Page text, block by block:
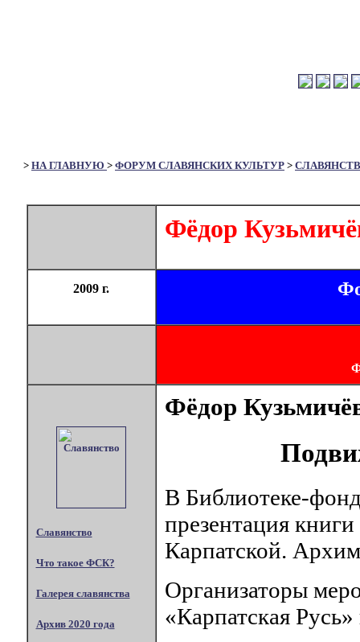
> НА ГЛАВНУЮ > ФОРУМ СЛАВЯНСКИХ КУЛЬТУР >
Фёдор
2009 г.
Славянство
Что такое ФСК?
Галерея славянства
Архив 2020 года
Фёдор
В Библиотеке-
презентация
Карпатской.
Организаторы
«Карпатская